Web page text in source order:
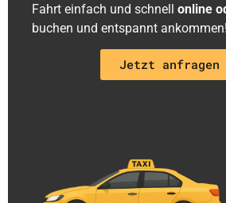
Fahrt einfach und schnell online
buchen und entspannt ankommen!
Jetzt anfragen